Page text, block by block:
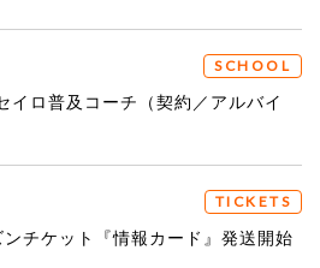
SCHOOL
ロ普及コーチ（契約／アルバイ
TICKETS
チケット『情報カード』発送開始